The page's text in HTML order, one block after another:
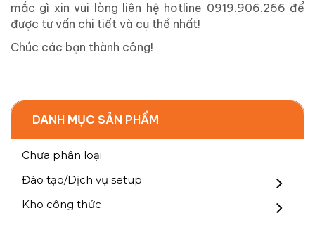
mắc gì xin vui lòng liên hệ hotline 0919.906.266 để
được tư vấn chi tiết và cụ thể nhất!
Chúc các bạn thành công!
DANH MỤC SẢN PHẨM
Chưa phân loại
Đào tạo/Dịch vụ setup
Kho công thức